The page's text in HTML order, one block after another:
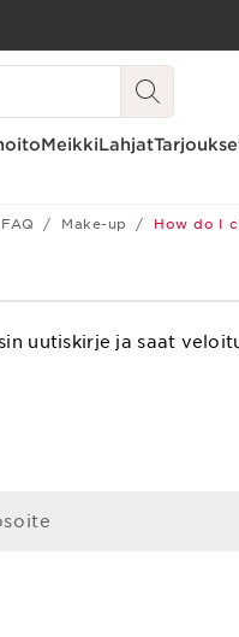
MeikkiLahjat
Make-up How do I
uutiskirje ja saat